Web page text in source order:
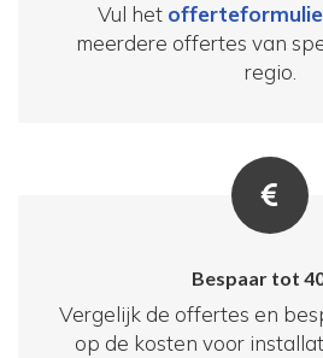
Vul het
meerdere offertes van
regio.
Bespaar tot
Vergelijk de offertes en
op de kosten voor